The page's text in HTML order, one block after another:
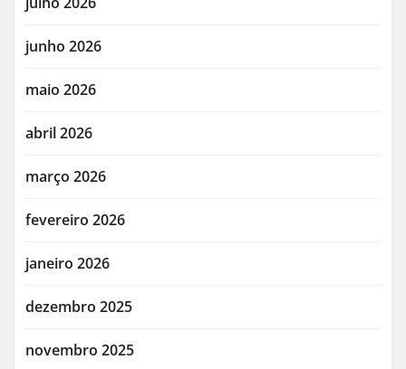
junho 2026
maio 2026
abril 2026
março 2026
fevereiro 2026
janeiro 2026
dezembro 2025
novembro 2025